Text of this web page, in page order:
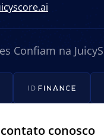
Confiam na
conosco